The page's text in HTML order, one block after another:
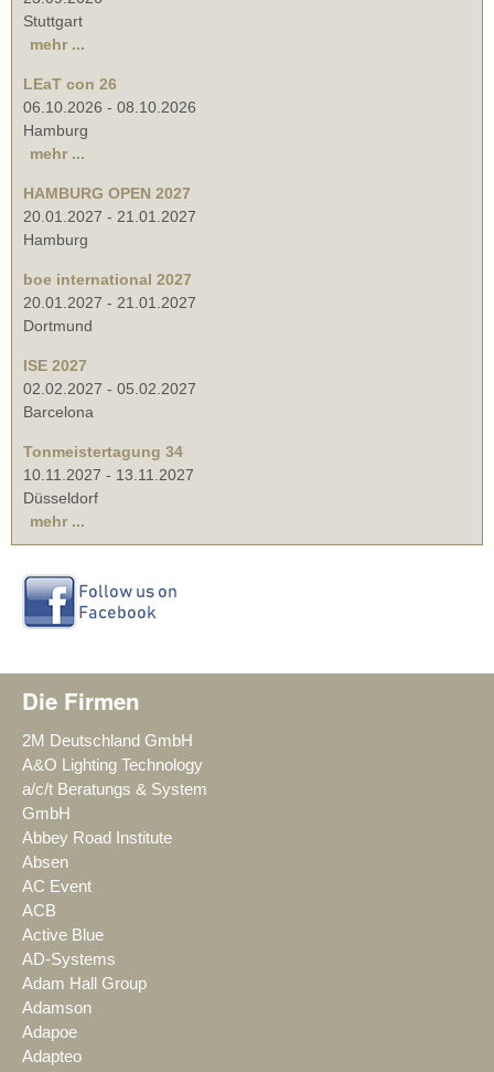
Stuttgart
mehr ...
LEaT con 26
06.10.2026 - 08.10.2026
Hamburg
mehr ...
HAMBURG OPEN 2027
20.01.2027 - 21.01.2027
Hamburg
boe international 2027
20.01.2027 - 21.01.2027
Dortmund
ISE 2027
02.02.2027 - 05.02.2027
Barcelona
Tonmeistertagung 34
10.11.2027 - 13.11.2027
Düsseldorf
mehr ...
Die Firmen
2M Deutschland GmbH
A&O Lighting Technology
a/c/t Beratungs & System
GmbH
Abbey Road Institute
Absen
AC Event
ACB
Active Blue
AD-Systems
Adam Hall Group
Adamson
Adapoe
Adapteo